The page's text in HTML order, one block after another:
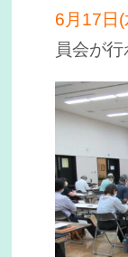
6月17日(
員会が行